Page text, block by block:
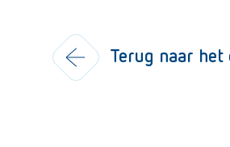
Terug naar het